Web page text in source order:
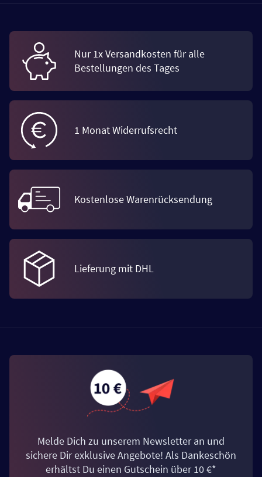
Nur 1x Versandkosten für alle
Bestellungen des Tages
1 Monat Widerrufsrecht
Kostenlose Warenrücksendung
Lieferung mit DHL
Melde Dich zu unserem Newsletter an und
sichere Dir exklusive Angebote! Als Dankeschön
erhältst Du einen Gutschein über 10 €*